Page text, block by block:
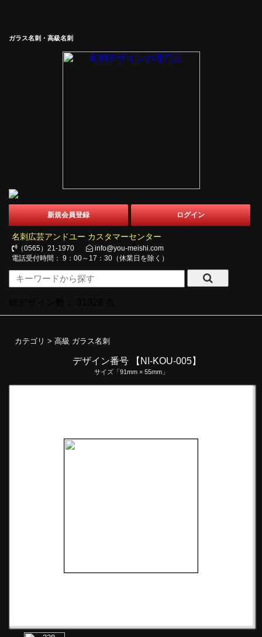
ガラス名刺・高級名刺
新規会員登録 ログイン
名刺広芸アンドユー カスタマーセンター
（0565）21-1970
info@you-meishi.com
電話受付時間： 9：00～17：30（休業日を除く）
カテゴリ > 高級 ガラス名刺
デザイン番号 【NI-KOU-005】
サイズ「91mm × 55mm」